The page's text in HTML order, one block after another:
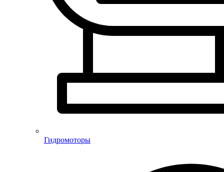
Гидромоторы